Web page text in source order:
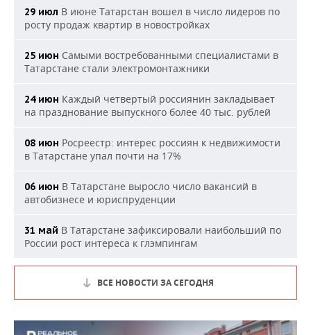
29 июл В июне Татарстан вошел в число лидеров по
росту продаж квартир в новостройках
25 июн Самыми востребованными специалистами в
Татарстане стали электромонтажники
24 июн Каждый четвертый россиянин закладывает
на празднование выпускного более 40 тыс. рублей
08 июн Росреестр: интерес россиян к недвижимости
в Татарстане упал почти на 17%
06 июн В Татарстане выросло число вакансий в
автобизнесе и юриспруденции
31 май В Татарстане зафиксировали наибольший по
России рост интереса к глэмпингам
ВСЕ НОВОСТИ ЗА СЕГОДНЯ